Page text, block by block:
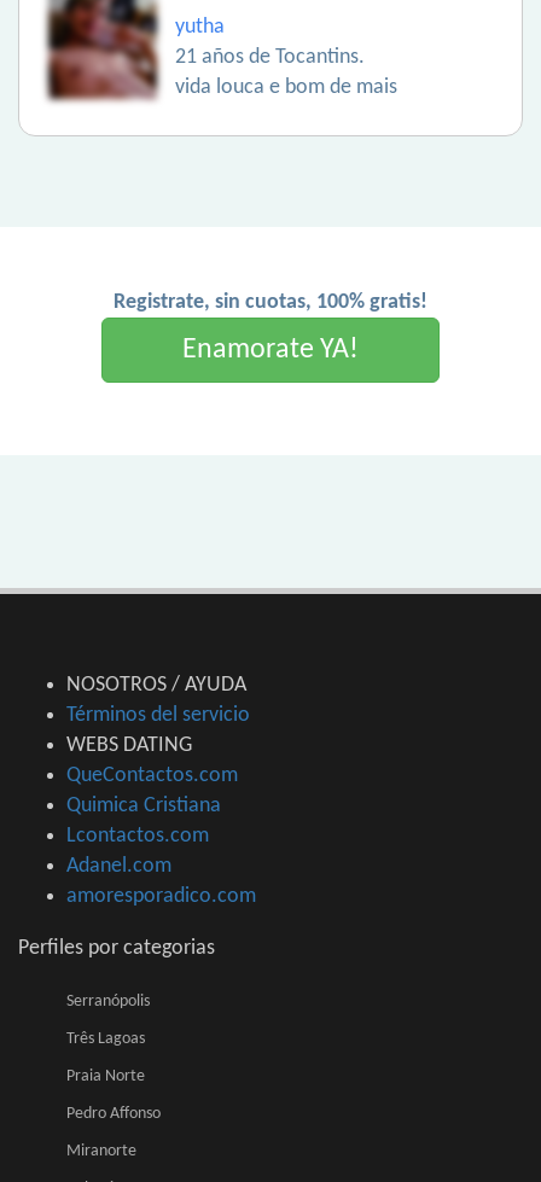
yutha
21 años de Tocantins.
vida louca e bom de mais
Registrate, sin cuotas, 100% gratis!
Enamorate YA!
NOSOTROS / AYUDA
Términos del servicio
WEBS DATING
QueContactos.com
Quimica Cristiana
Lcontactos.com
Adanel.com
amoresporadico.com
Perfiles por categorias
Serranópolis
Três Lagoas
Praia Norte
Pedro Affonso
Miranorte